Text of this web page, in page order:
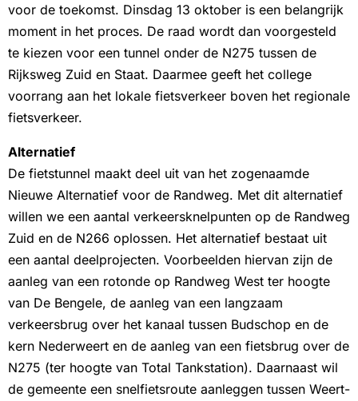
voor de toekomst. Dinsdag 13 oktober is een belangrijk
moment in het proces. De raad wordt dan voorgesteld
te kiezen voor een tunnel onder de N275 tussen de
Rijksweg Zuid en Staat. Daarmee geeft het college
voorrang aan het lokale fietsverkeer boven het regionale
fietsverkeer.
Alternatief
De fietstunnel maakt deel uit van het zogenaamde
Nieuwe Alternatief voor de Randweg. Met dit alternatief
willen we een aantal verkeersknelpunten op de Randweg
Zuid en de N266 oplossen. Het alternatief bestaat uit
een aantal deelprojecten. Voorbeelden hiervan zijn de
aanleg van een rotonde op Randweg West ter hoogte
van De Bengele, de aanleg van een langzaam
verkeersbrug over het kanaal tussen Budschop en de
kern Nederweert en de aanleg van een fietsbrug over de
N275 (ter hoogte van Total Tankstation). Daarnaast wil
de gemeente een snelfietsroute aanleggen tussen Weert-